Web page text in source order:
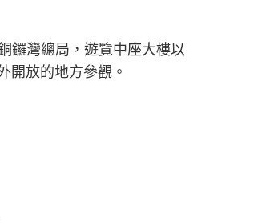
鑼灣總局，遊覽中座大樓以
開放的地方參觀。